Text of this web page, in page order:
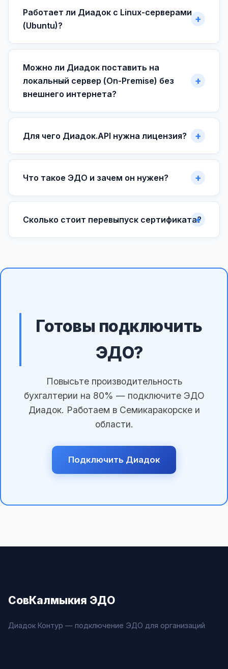
Работает ли Диадок с Linux-серверами
(Ubuntu)?
Можно ли Диадок поставить на
локальный сервер (On-Premise) без
внешнего интернета?
Для чего Диадок.API нужна лицензия?
Что такое ЭДО и зачем он нужен?
Сколько стоит перевыпуск сертификата?
Готовы подключить
ЭДО?
Повысьте производительность
бухгалтерии на 80% — подключите ЭДО
Диадок. Работаем в Семикаракорске и
области.
Подключить Диадок
СовКалмыкия ЭДО
Диадок Контур — подключение ЭДО для организаций